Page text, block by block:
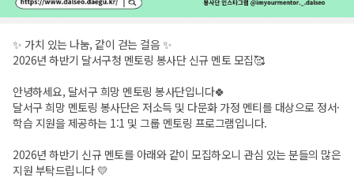
✨ 가치 있는 나눔, 같이 걷는 걸음 ✨
2026년 하반기 달서구청 멘토링 봉사단 신규 멘토 모집🥰
안녕하세요, 달서구 희망 멘토링 봉사단입니다🍀
달서구 희망 멘토링 봉사단은 저소득 및 다문화 가정 멘티를 대상으로 정서·
학습 지원을 제공하는 1:1 및 그룹 멘토링 프로그램입니다.
2026년 하반기 신규 멘토를 아래와 같이 모집하오니 관심 있는 분들의 많은
지원 부탁드립니다 💛